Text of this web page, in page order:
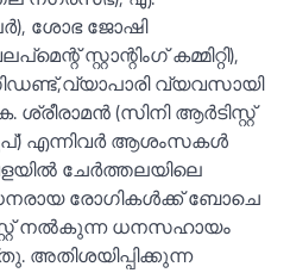
ശോഭ ജോഷി
സ്റ്റാന്റിംഗ് കമ്മിറ്റി),
വ്യവസായി
(സിനി ആര്‍ടിസ്റ്റ്
എന്നിവര്‍ ആശംസകള്‍
ചേര്‍ത്തലയിലെ
രോഗികള്‍ക്ക് ബോചെ
നല്‍കുന്ന ധനസഹായം